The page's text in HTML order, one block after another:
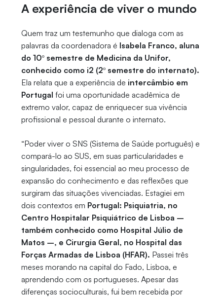
A experiência de viver o mundo
Quem traz um testemunho que dialoga com as
palavras da coordenadora é Isabela Franco, aluna
do 10º semestre de Medicina da Unifor,
conhecido como i2 (2º semestre do internato).
Ela relata que a experiência de intercâmbio em
Portugal foi uma oportunidade acadêmica de
extremo valor, capaz de enriquecer sua vivência
profissional e pessoal durante o internato.
“Poder viver o SNS (Sistema de Saúde português) e
compará-lo ao SUS, em suas particularidades e
singularidades, foi essencial ao meu processo de
expansão do conhecimento e das reflexões que
surgiram das situações vivenciadas. Estagiei em
dois contextos em Portugal: Psiquiatria, no
Centro Hospitalar Psiquiátrico de Lisboa –
também conhecido como Hospital Júlio de
Matos –, e Cirurgia Geral, no Hospital das
Forças Armadas de Lisboa (HFAR). Passei três
meses morando na capital do Fado, Lisboa, e
aprendendo com os portugueses. Apesar das
diferenças socioculturais, fui bem recebida por